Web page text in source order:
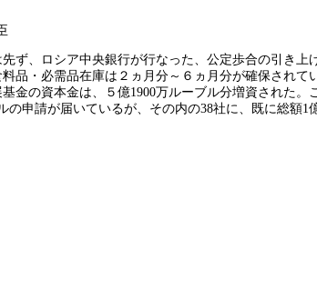
ず、ロシア中央銀行が行なった、公定歩合の引き
品・必需品在庫は２ヵ月分～６ヵ月分が確保されて
の資本金は、５億1900万ルーブル分増資された
申請が届いているが、その内の38社に、既に総額1